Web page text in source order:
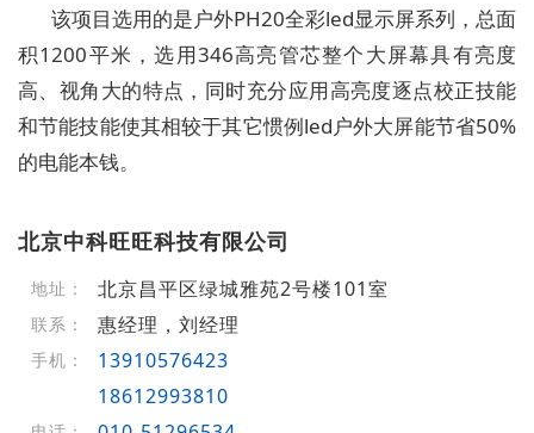
该项目选用的是户外PH20全彩led显示屏系列，总面
积1200平米，选用346高亮管芯整个大屏幕具有亮度
高、视角大的特点，同时充分应用高亮度逐点校正技能
和节能技能使其相较于其它惯例led户外大屏能节省50%
的电能本钱。
北京中科旺旺科技有限公司
地址： 北京昌平区绿城雅苑2号楼101室
联系： 惠经理，刘经理
手机：
13910576423
18612993810